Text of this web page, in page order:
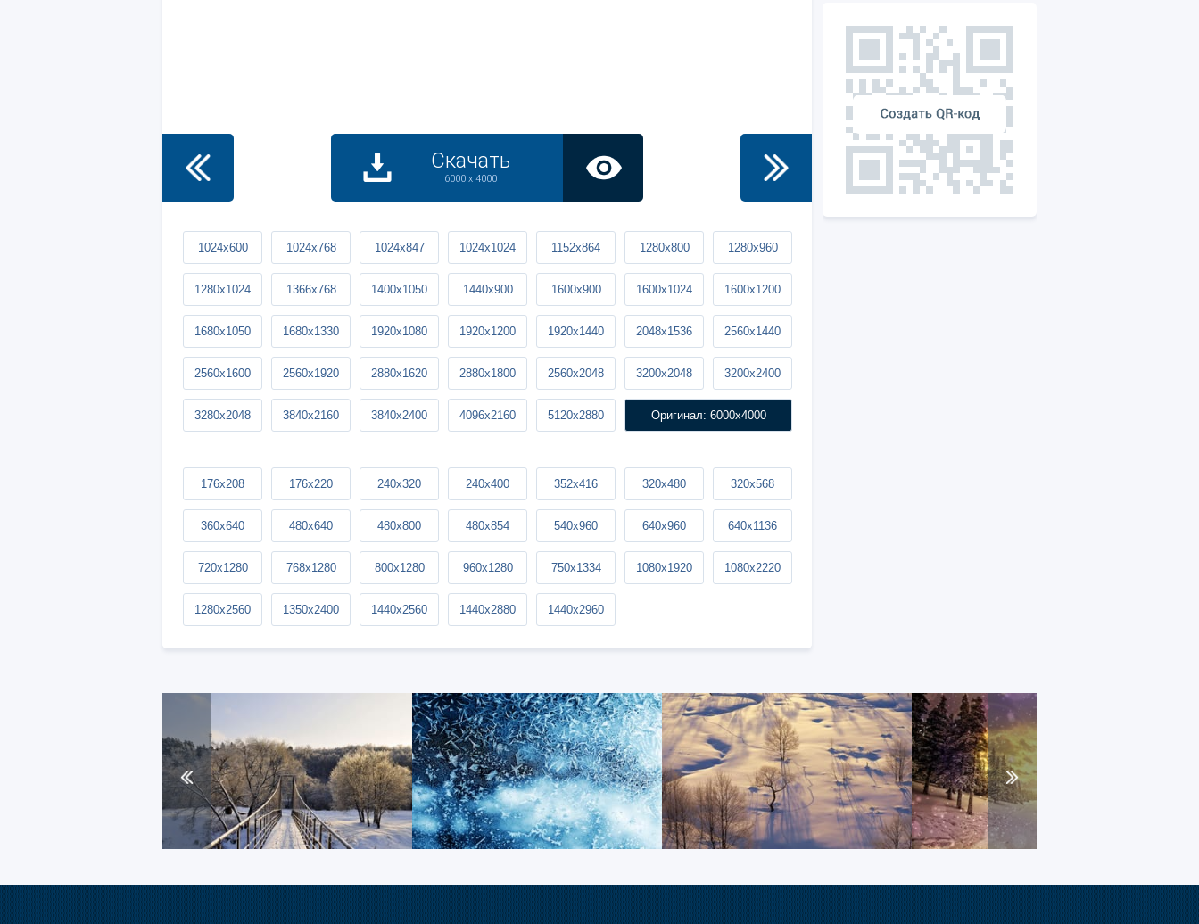
Скачать
6000 x 4000
1024x600 1024x768 1024x847 1024x1024 1152x864 1280x800 1280x960
1280x1024 1366x768 1400x1050 1440x900 1600x900 1600x1024 1600x1200
1680x1050 1680x1330 1920x1080 1920x1200 1920x1440 2048x1536 2560x1440
2560x1600 2560x1920 2880x1620 2880x1800 2560x2048 3200x2048 3200x2400
3280x2048 3840x2160 3840x2400 4096x2160 5120x2880 Оригинал: 6000x4000
176x208 176x220 240x320 240x400 352x416 320x480 320x568
360x640 480x640 480x800 480x854 540x960 640x960 640x1136
720x1280 768x1280 800x1280 960x1280 750x1334 1080x1920 1080x2220
1280x2560 1350x2400 1440x2560 1440x2880 1440x2960